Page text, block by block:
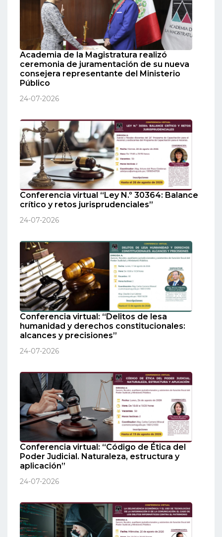
Academia de la Magistratura realizó
ceremonia de juramentación de su nueva
consejera representante del Ministerio
Público
24-07-2026
Conferencia virtual “Ley N.º 30364: Balance
crítico y retos jurisprudenciales”
24-07-2026
Conferencia virtual: “Delitos de lesa
humanidad y derechos constitucionales:
alcances y precisiones”
24-07-2026
Conferencia virtual: “Código de Ética del
Poder Judicial. Naturaleza, estructura y
aplicación”
24-07-2026